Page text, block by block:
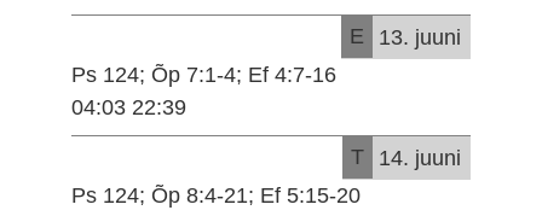
E
13. juuni
Ps 124; Õp 7:1-4; Ef 4:7-16
04:03 22:39
T
14. juuni
Ps 124; Õp 8:4-21; Ef 5:15-20